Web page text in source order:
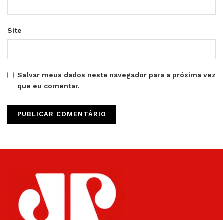
Site
Salvar meus dados neste navegador para a próxima vez
que eu comentar.